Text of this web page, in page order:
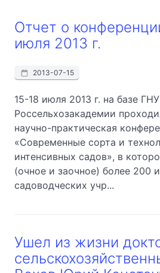
Отчет о
июля 2013 г.
2013-07-15
15-18 июля 2013 г. на базе
Россельхозакадемии
научно-практическая
«Современные сорта и
интенсивных садов», в
(очное и заочное) более 200
садоводческих учр...
Ушел из жизни